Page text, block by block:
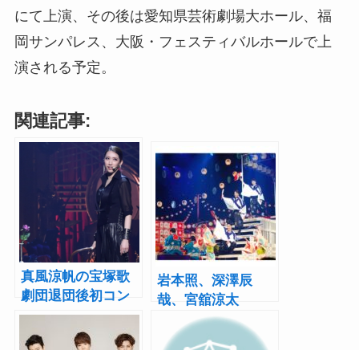
にて上演、その後は愛知県芸術劇場大ホール、福
岡サンパレス、大阪・フェスティバルホールで上
演される予定。
関連記事:
真風涼帆の宝塚歌
劇団退団後初コン
サート
『unknown』公開
岩本照、深澤辰
哉、宮舘涼太
SnowMan 3人が生
み出した『祭